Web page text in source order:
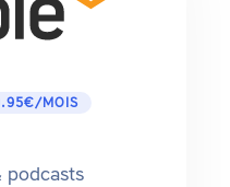
MOIS
podcasts